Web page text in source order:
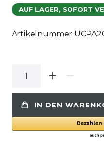
AUF LAGER, SOFORT
Artikelnummer
IN DEN